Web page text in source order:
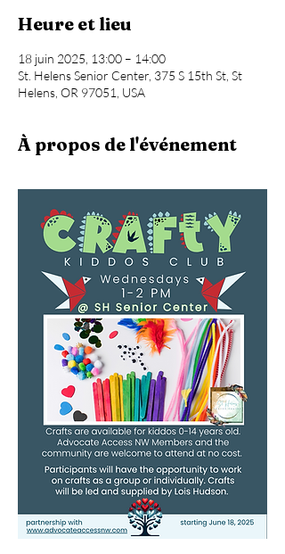
Heure et lieu
18 juin 2025, 13:00 – 14:00
St. Helens Senior Center, 375 S 15th St, St
Helens, OR 97051, USA
À propos de l'événement